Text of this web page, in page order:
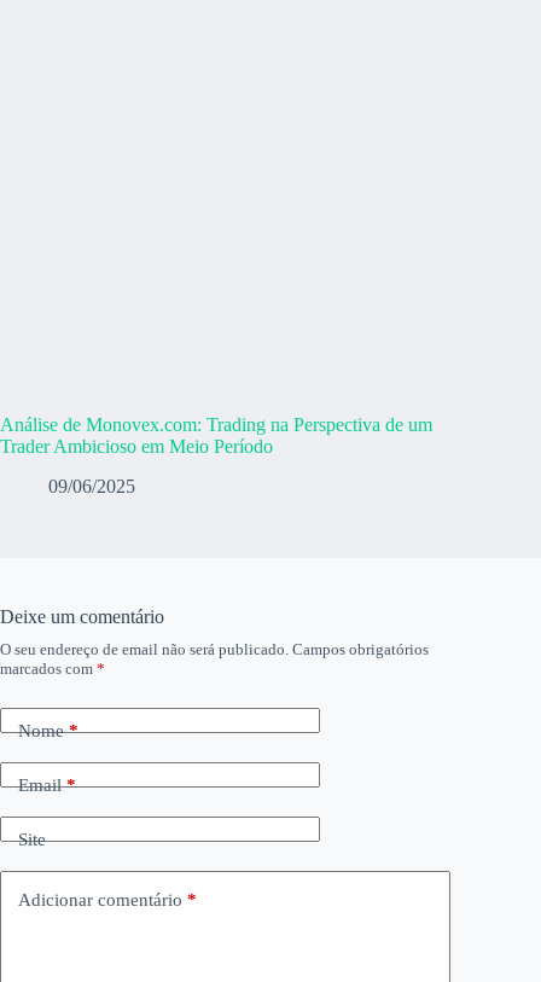
Análise de Monovex.com: Trading na Perspectiva de um
Trader Ambicioso em Meio Período
09/06/2025
Deixe um comentário
O seu endereço de email não será publicado. Campos obrigatórios
marcados com *
Nome*
Email*
Site
Adicionar comentário *